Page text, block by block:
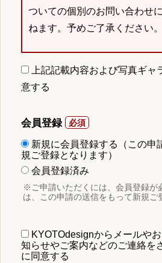
ついての個別のお問い合わせ
ねます。予めご了承ください。
上記記載内容および写真ギャ
意する
会員登録
新規に会員登録する（この申
規ご登録となります）
会員登録済み
※ご申請いただくには、会員登録が
は、この申請の送信をもって新規ご
KYOTOdesignからメールや
知らせやご案内などのご連絡を
に同意する